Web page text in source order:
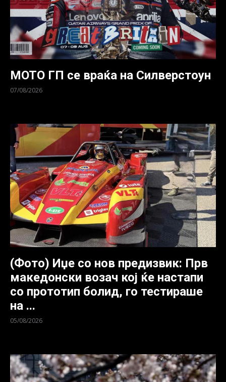
МОТО ГП се враќа на Силверстоун
07/08/2026
(Фото) Иџе со нов предизвик: Прв
македонски возач кој ќе настапи
со прототип болид, го тестираше
на ...
05/08/2026